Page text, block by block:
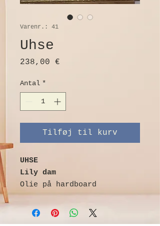
Varenr.: 41
Uhse
238,00 €
Antal *
Tilføj til kurv
UHSE
Lily dam
Olie på hardboard
Billedstørrelse 40 cm x 50
cm